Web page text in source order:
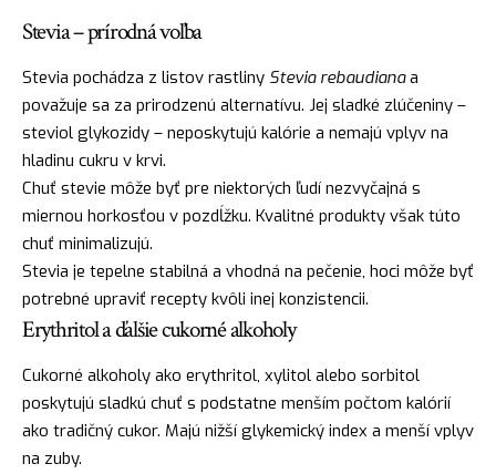
Stevia – prírodná voľba
Stevia pochádza z listov rastliny Stevia rebaudianaa
považuje sa za prirodzenú alternatívu. Jej sladké zlúčeniny –
steviol glykozidy – neposkytujú kalórie a nemajú vplyv na
hladinu cukru v krvi.
Chuť stevie môže byť pre niektorých ľudí nezvyčajná s
miernou horkosťou v pozdĺžku. Kvalitné produkty však túto
chuť minimalizujú.
Stevia je tepelne stabilná a vhodná na pečenie, hoci môže byť
potrebné upraviť recepty kvôli inej konzistencii.
Erythritol a ďalšie cukorné alkoholy
Cukorné alkoholy ako erythritol, xylitol alebo sorbitol
poskytujú sladkú chuť s podstatne menším počtom kalórií
ako tradičný cukor. Majú nižší glykemický index a menší vplyv
na zuby.